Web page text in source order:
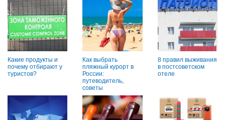
Какие продукты и
почему отбирают у
туристов?
Как выбрать
пляжный курорт в
России:
путеводитель,
советы
8 правил выживания
в постсоветском
отеле